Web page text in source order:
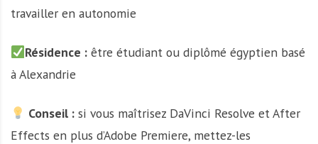
travailler en autonomie
Résidence : être étudiant ou diplômé égyptien basé
à Alexandrie
Conseil : si vous maîtrisez DaVinci Resolve et After
Effects en plus d’Adobe Premiere, mettez-les